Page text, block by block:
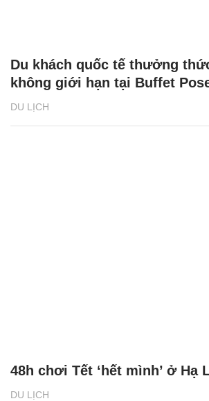
DU LỊCH
Du khách quốc tế thưởng
không giới hạn tại Buffet
DU LỊCH
48h chơi Tết ‘hết mình’ ở Hạ